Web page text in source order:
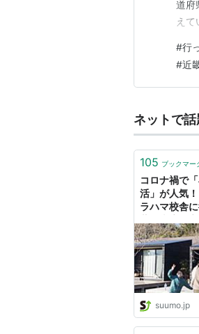
道府
えて
てい
の出
#行
#近
ネットで話
105 ブックマー
コロナ禍で
活」が人気
ラハマ校舎
suumo.jp